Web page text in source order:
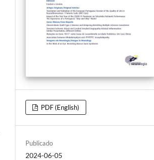
PDF (English)
Publicado
2024-06-05